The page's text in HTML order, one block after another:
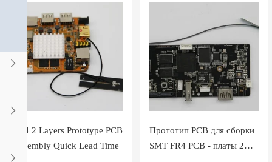
FR4 2 Layers Prototype PCB
Assembly Quick Lead Time
Прототип PCB для сборки
SMT FR4 PCB - платы 2